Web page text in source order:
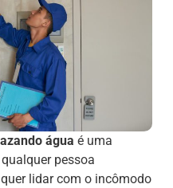
água é uma
pessoa
lidar com o incômodo